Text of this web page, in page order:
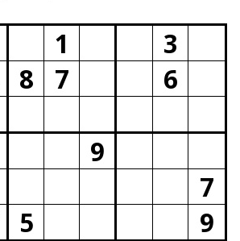
1
3
8 7
6
9
7
5
9